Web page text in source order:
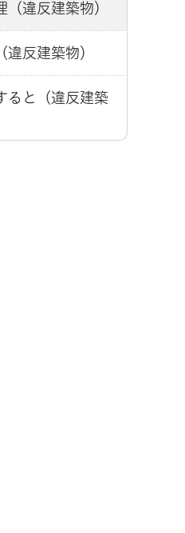
（違反建築物）
違反建築物）
ると（違反建築